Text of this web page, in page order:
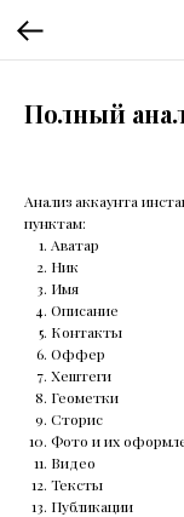
Полный
Анализ аккаунта
пунктам:
Аватар
Ник
Имя
Описание
Контакты
Оффер
Хештеги
Геометки
Сторис
Фото и их
Видео
Тексты
Публикации